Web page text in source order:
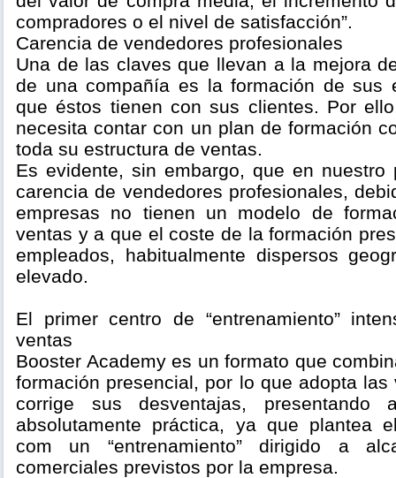
compradores o el nivel de satisfacción”.
Carencia de vendedores profesionales
Una de las claves que llevan a la mejora
de una compañía es la formación de sus
que éstos tienen con sus clientes. Por
necesita contar con un plan de formación
toda su estructura de ventas.
Es evidente, sin embargo, que en
carencia de vendedores profesionales,
empresas no tienen un modelo de
ventas y a que el coste de la formación
empleados, habitualmente dispersos
elevado.
El primer centro de “entrenamiento”
ventas
Booster Academy es un formato que
formación presencial, por lo que adopta
corrige sus desventajas, presentando
absolutamente práctica, ya que plantea
com un “entrenamiento” dirigido a
comerciales previstos por la empresa.